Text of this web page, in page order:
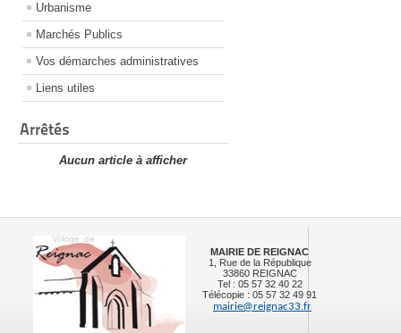
Urbanisme
Marchés Publics
Vos démarches administratives
Liens utiles
Arrêtés
Aucun article à afficher
MAIRIE DE REIGNAC
1, Rue de la République
33860 REIGNAC
Tel : 05 57 32 40 22
Télécopie : 05 57 32 49 91
mairie@reignac33.fr